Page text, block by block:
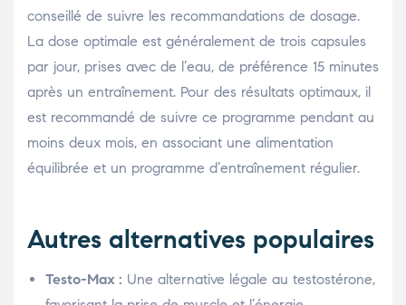
conseillé de suivre les recommandations de dosage.
La dose optimale est généralement de trois capsules
par jour, prises avec de l’eau, de préférence 15 minutes
après un entraînement. Pour des résultats optimaux, il
est recommandé de suivre ce programme pendant au
moins deux mois, en associant une alimentation
équilibrée et un programme d’entraînement régulier.
Autres alternatives populaires
Testo-Max : Une alternative légale au testostérone,